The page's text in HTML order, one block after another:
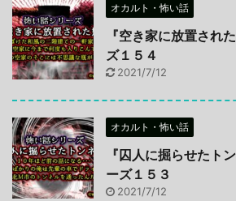
オカルト・怖い話
『空き家に放置され
ズ１５４
2021/7/12
オカルト・怖い話
『囚人に掘らせたト
ーズ１５３
2021/7/12